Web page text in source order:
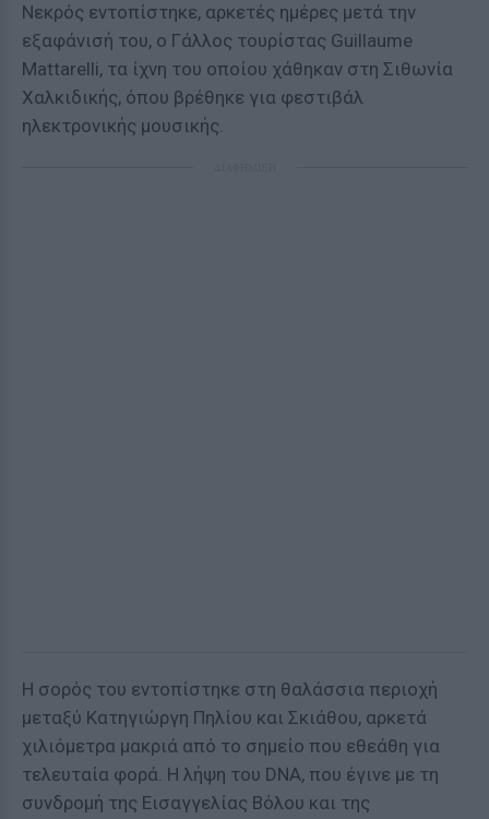
Νεκρός εντοπίστηκε, αρκετές ημέρες μετά την
εξαφάνισή του, ο Γάλλος τουρίστας Guillaume
Mattarelli, τα ίχνη του οποίου χάθηκαν στη Σιθωνία
Χαλκιδικής, όπου βρέθηκε για φεστιβάλ
ηλεκτρονικής μουσικής.
Η σορός του εντοπίστηκε στη θαλάσσια περιοχή
μεταξύ Κατηγιώργη Πηλίου και Σκιάθου, αρκετά
χιλιόμετρα μακριά από το σημείο που εθεάθη για
τελευταία φορά. Η λήψη του DNΑ, που έγινε με τη
συνδρομή της Εισαγγελίας Βόλου και της